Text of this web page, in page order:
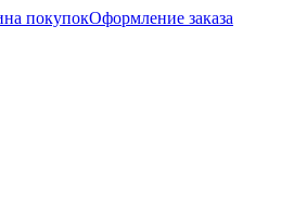
покупокОформление заказа